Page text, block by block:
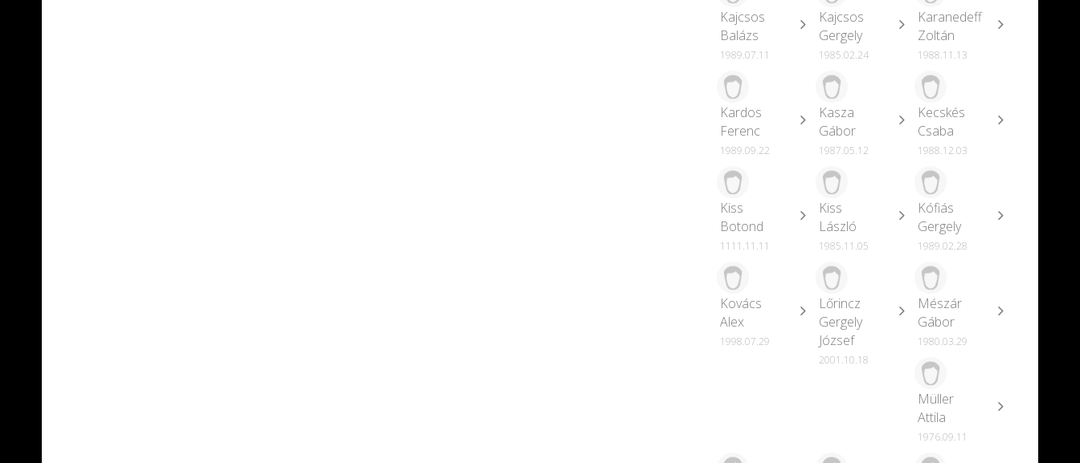
Kajcsos
Balázs
1989.07.11
Kajcsos
Gergely
1985.02.24
Karanedeff
Zoltán
1988.11.13
Kardos
Ferenc
1989.09.22
Kasza
Gábor
1987.05.12
Kecskés
Csaba
1988.12.03
Kiss
Botond
1111.11.11
Kiss
László
1985.11.05
Kófiás
Gergely
1989.02.28
Kovács
Alex
1998.07.29
Lőrincz
Gergely
József
2001.10.18
Mészár
Gábor
1980.03.29
Müller
Attila
1976.09.11